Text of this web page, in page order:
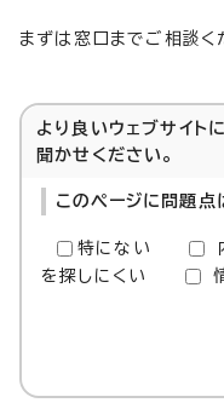
まずは窓口までご相談く
より良いウェブサイト
聞かせください。
このページに問題点
特にない
を探しにくい